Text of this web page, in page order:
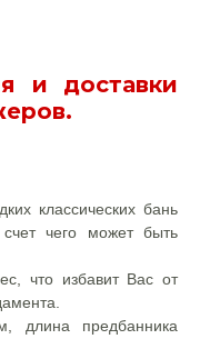
и доставки
классических бань
чего может быть
что избавит Вас от
длина предбанника